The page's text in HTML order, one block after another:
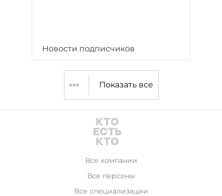
Новости подписчиков
Показать все
Все компании
Все персоны
Все специализации